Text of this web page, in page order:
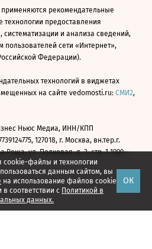
cookie-файлы и технологии
данным сайтом, вы
на использование файлов cookie
соответствии с Политикой в
данных.
ОК
рекомендательные
предоставления
и анализа сведений,
пользователей сети «Интернет»,
Федерации).
технологий в виджетах
на сайте vedomosti.ru: СМИ2,
Ньюс Медиа, ИНН/КПП
127018, г. Москва, вн.тер.г.
Роща, ул. Полковая, д. 3, стр. 1 1999—